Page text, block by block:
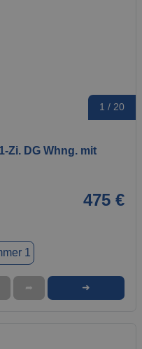
1 / 20
Zi. DG Whng. mit
475 €
1
➦ ➜